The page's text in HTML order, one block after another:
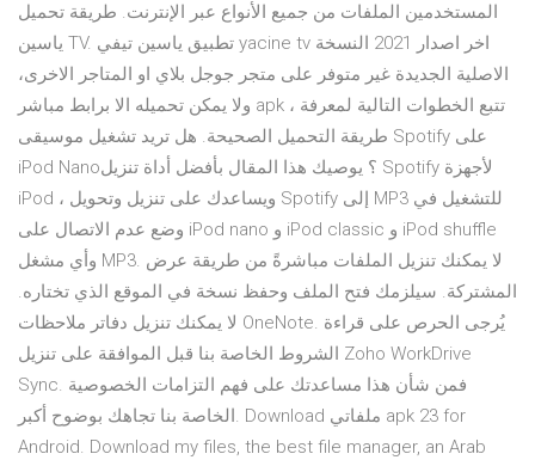
المستخدمين الملفات من جميع الأنواع عبر الإنترنت. طريقة تحميل
ياسين TV. تطبيق ياسين تيفي yacine tv اخر اصدار 2021 النسخة
الاصلية الجديدة غير متوفر على متجر جوجل بلاي او المتاجر الاخرى،
ولا يمكن تحميله الا برابط مباشر apk ، تتبع الخطوات التالية لمعرفة
طريقة التحميل الصحيحة. هل تريد تشغيل موسيقى Spotify على
iPod Nano؟ يوصيك هذا المقال بأفضل أداة تنزيل Spotify لأجهزة
iPod ، ويساعدك على تنزيل وتحويل Spotify إلى MP3 للتشغيل في
وضع عدم الاتصال على iPod nano و iPod classic و iPod shuffle
وأي مشغل MP3. لا يمكنك تنزيل الملفات مباشرةً من طريقة عرض
المشتركة. سيلزمك فتح الملف وحفظ نسخة في الموقع الذي تختاره.
لا يمكنك تنزيل دفاتر ملاحظات OneNote. يُرجى الحرص على قراءة
الشروط الخاصة بنا قبل الموافقة على تنزيل Zoho WorkDrive
Sync. فمن شأن هذا مساعدتك على فهم التزامات الخصوصية
الخاصة بنا تجاهك بوضوح أكبر. Download ملفاتي apk 23 for
Android. Download my files, the best file manager, an Arab